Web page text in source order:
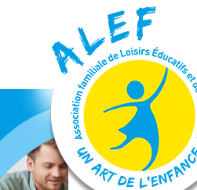
Panneau de gestion des cookies